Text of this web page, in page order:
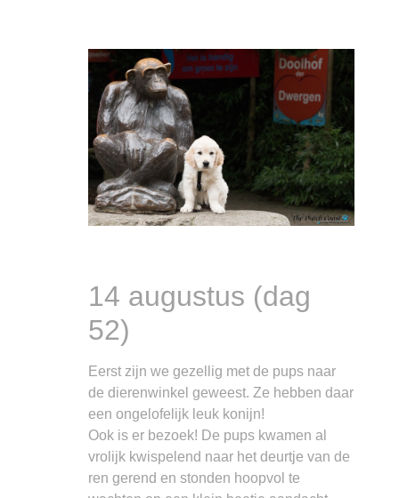
14 augustus (dag
52)
Eerst zijn we gezellig met de pups naar
de dierenwinkel geweest. Ze hebben daar
een ongelofelijk leuk konijn!
Ook is er bezoek! De pups kwamen al
vrolijk kwispelend naar het deurtje van de
ren gerend en stonden hoopvol te